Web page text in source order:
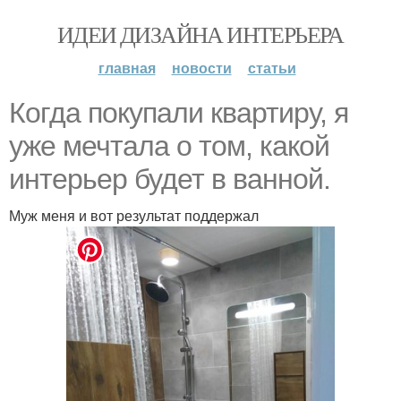
ИДЕИ ДИЗАЙНА ИНТЕРЬЕРА
главная новости статьи
Когда покупали квартиру, я
уже мечтала о том, какой
интерьер будет в ванной.
Муж меня и вот результат поддержал